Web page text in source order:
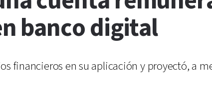
banco digital
financieros en su aplicación y proyectó, a